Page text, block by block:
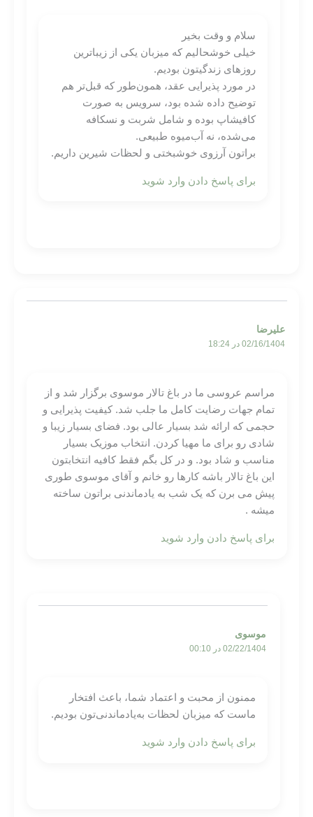
سلام و وقت‌ بخیر
خیلی خوشحالیم که میزبان یکی از زیباترین
روزهای زندگیتون بودیم.
در مورد پذیرایی عقد، همون‌طور که قبل‌تر هم
توضیح داده شده بود، سرویس به صورت
کافیشاپ بوده و شامل شربت و نسکافه
می‌شده، نه آب‌میوه طبیعی.
براتون آرزوی خوشبختی و لحظات شیرین داریم.
برای پاسخ دادن وارد شوید
علیرضا
02/16/1404 در 18:24
مراسم عروسی ما در باغ تالار موسوی برگزار شد و از
تمام جهات رضایت کامل ما جلب شد. کیفیت پذیرایی و
حجمی که ارائه شد بسیار عالی بود. فضای بسیار زیبا و
شادی رو برای ما مهیا کردن. انتخاب موزیک بسیار
مناسب و شاد بود. و در کل بگم فقط کافیه انتخابتون
این باغ تالار باشه کارها رو خانم و آقای موسوی طوری
پیش می برن که یک شب به یادماندنی براتون ساخته
میشه .
برای پاسخ دادن وارد شوید
موسوی
02/22/1404 در 00:10
ممنون از محبت و اعتماد شما، باعث افتخار
ماست که میزبان لحظات به‌یادماندنی‌تون بودیم.
برای پاسخ دادن وارد شوید